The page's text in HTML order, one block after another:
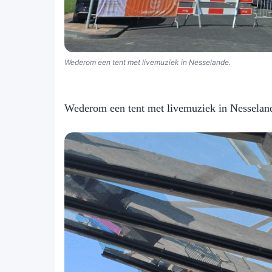
Wederom een tent met livemuziek in Nesselande.
Wederom een tent met livemuziek in